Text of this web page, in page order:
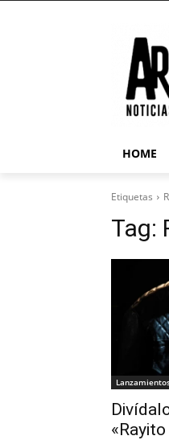
HOME
Etiquetas
Tag: